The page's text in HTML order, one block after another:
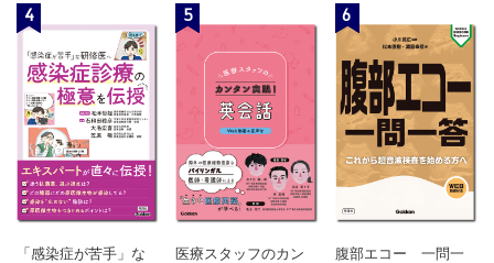
4
「感染症が苦手」な
5
医療スタッフのカン
6
腹部エコー 一問一